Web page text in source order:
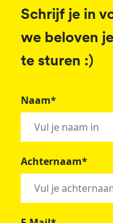
Schrijf je in
we beloven
te sturen :)
Naam*
Achternaam*